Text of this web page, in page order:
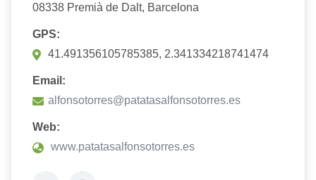
08338 Premià de Dalt, Barcelona
GPS:
41.491356105785385, 2.341334218741474
Email:
alfonsotorres@patatasalfonsotorres.es
Web:
www.patatasalfonsotorres.es